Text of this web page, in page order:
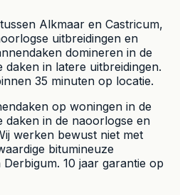
Alkmaar en Castricum,
uitbreidingen en
domineren in de
in latere uitbreidingen.
35 minuten op locatie.
op woningen in de
daken in de naoorlogse en
werken bewust niet met
bitumineuze
10 jaar garantie op